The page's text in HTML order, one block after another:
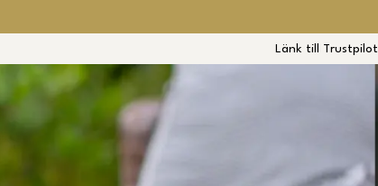
Länk till Trustpilot